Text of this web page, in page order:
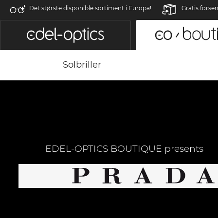
Det største disponible sortiment i Europa! Gratis
Solbriller
EDEL-OPTICS BOUTIQUE presents